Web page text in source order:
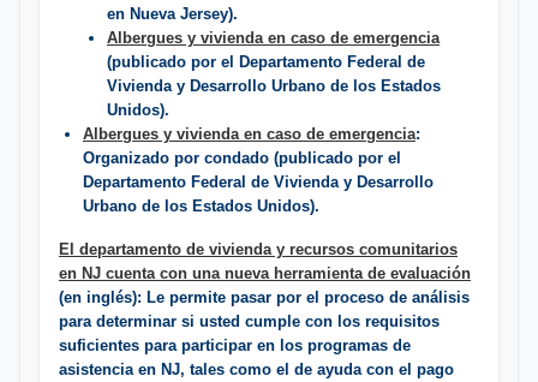
en Nueva Jersey).
Albergues y vivienda en caso de emergencia
(publicado por el Departamento Federal de
Vivienda y Desarrollo Urbano de los Estados
Unidos).
Albergues y vivienda en caso de emergencia:
Organizado por condado (publicado por el
Departamento Federal de Vivienda y Desarrollo
Urbano de los Estados Unidos).
El departamento de vivienda y recursos comunitarios
en NJ cuenta con una nueva herramienta de evaluación​
(en inglés): Le permite pasar por el proceso de análisis
para determinar si usted cumple con los requisitos
suficientes para participar en los programas de
asistencia en NJ, tales como el de ayuda con el pago